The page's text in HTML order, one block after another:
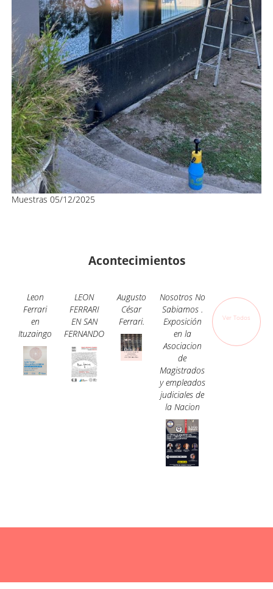
Muestras 05/12/2025
Acontecimientos
Leon
Ferrari
en
Ituzaingo
LEON
FERRARI
EN SAN
FERNANDO
Augusto
César
Ferrari.
Nosotros No
Sabiamos .
Exposición
en la
Asociacion
de
Magistrados
y empleados
judiciales de
la Nacion
Ver Todos